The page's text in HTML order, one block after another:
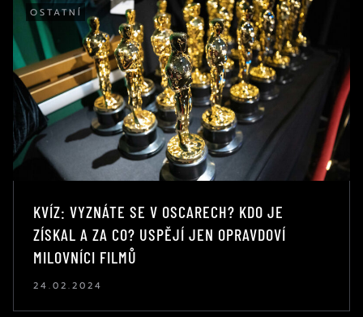
OSTATNÍ
KVÍZ: VYZNÁTE SE V OSCARECH? KDO JE
ZÍSKAL A ZA CO? USPĚJÍ JEN OPRAVDOVÍ
MILOVNÍCI FILMŮ
24.02.2024